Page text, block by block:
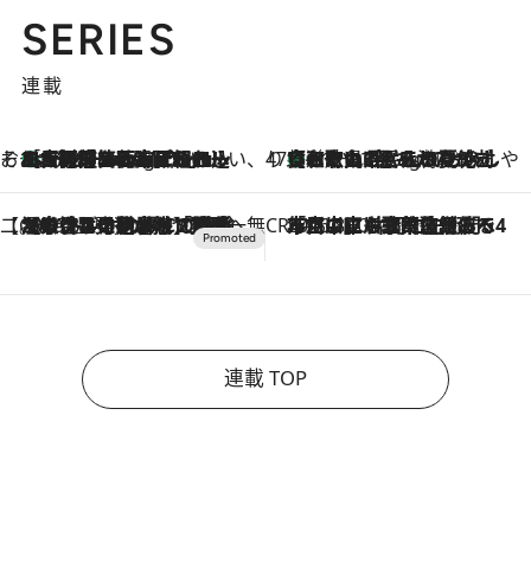
SERIES
連載
そおだよおこの関西おいしい、おやつ紀行11 Hours Ago
［大阪府箕面市］一皿一皿目の前で仕上げられる、料理を巧みに組み込んだアシェットデセールコース「ミチル アシェット デセール（Michiru assiette dessert）」 47都道府県の手みやげ ひんやりスイーツで夏を満喫
11 Hours Ago
【和歌山県】この夏絶対食べたい 冷やしておいしいおやつ3選 みかんがごろっと丸ごと入ったジュレ
【CREA×星野リゾート】唯一無二。癒しと発見が待つ場所へ
2026.8.7
【トンボの足水浴】ヒノキの香りに包まれて涼感マックス！約13℃の湧水かけ流しを避暑地「星野温泉 トンボの湯」で体験 CREA'S CHOICE
2026.8.7
「立川にも歌舞伎があるんだよ」 片岡仁左衛門・市川中車ら豪華座組みで4年目の立川立飛歌舞伎へ
連載 TOP